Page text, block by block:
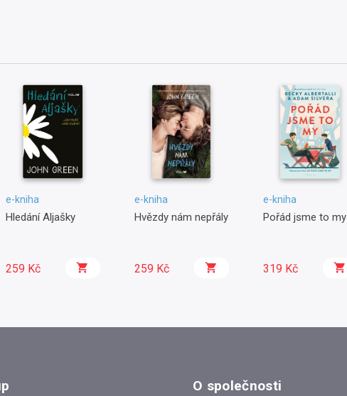
e-kniha
Hledání Aljašky
259 Kč
e-kniha
Hvězdy nám nepřály
259 Kč
e-kniha
Pořád jsme to my
319 Kč
O společnosti